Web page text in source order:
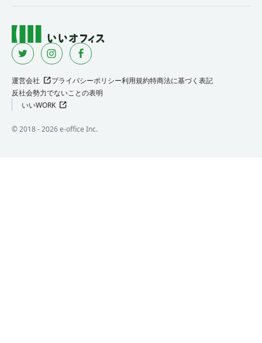
運営会社 プライバシーポリシー利用規約特商法に基づく表記
反社会勢力でないことの表明
いいWORK
©︎ 2018 -2026e-office Inc.